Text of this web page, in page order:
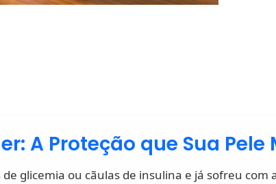
A Proteção que Sua Pele
glicemia ou cãulas de insulina e já sofreu